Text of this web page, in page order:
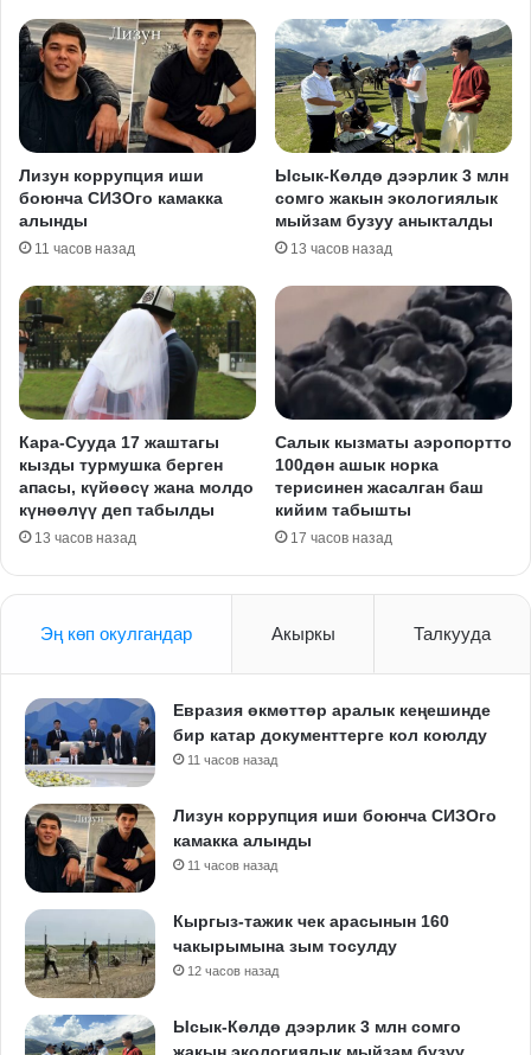
Лизун коррупция иши
боюнча СИЗОго камакка
алынды
11 часов назад
Ысык-Көлдө дээрлик 3 млн
сомго жакын экологиялык
мыйзам бузуу аныкталды
13 часов назад
Кара-Сууда 17 жаштагы
кызды турмушка берген
апасы, күйөөсү жана молдо
күнөөлүү деп табылды
13 часов назад
Салык кызматы аэропортто
100дөн ашык норка
терисинен жасалган баш
кийим табышты
17 часов назад
Эң көп окулгандар Акыркы Талкууда
Евразия өкмөттөр аралык кеңешинде
бир катар документтерге кол коюлду
11 часов назад
Лизун коррупция иши боюнча СИЗОго
камакка алынды
11 часов назад
Кыргыз-тажик чек арасынын 160
чакырымына зым тосулду
12 часов назад
Ысык-Көлдө дээрлик 3 млн сомго